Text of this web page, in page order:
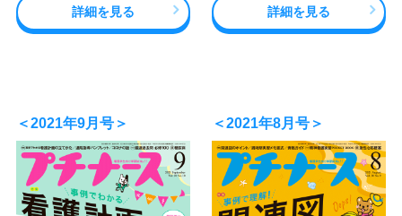
詳細を見る 詳細を見る
＜2021年9月号＞ ＜2021年8月号＞